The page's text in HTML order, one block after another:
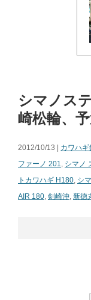
シマノス
崎松輪、予
2012/10/13 | カワハ
ファーノ 201
シマノ
トカワハギ H180 シ
AIR 180 剣崎沖 新徳